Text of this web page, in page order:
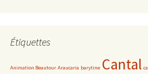
Étiquettes
Animation Beautour Araucaria barytine Cantal